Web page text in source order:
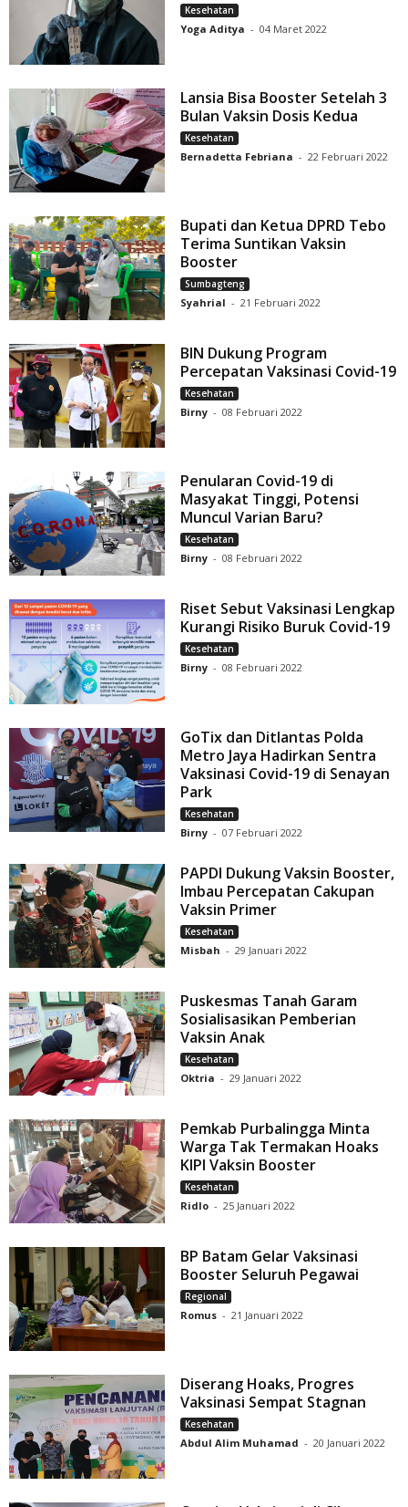
Kesehatan
Yoga Aditya - 04 Maret 2022
Lansia Bisa Booster Setelah 3
Bulan Vaksin Dosis Kedua
Kesehatan
Bernadetta Febriana - 22 Februari 2022
Bupati dan Ketua DPRD Tebo
Terima Suntikan Vaksin
Booster
Sumbagteng
Syahrial - 21 Februari 2022
BIN Dukung Program
Percepatan Vaksinasi Covid-19
Kesehatan
Birny - 08 Februari 2022
Penularan Covid-19 di
Masyakat Tinggi, Potensi
Muncul Varian Baru?
Kesehatan
Birny - 08 Februari 2022
Riset Sebut Vaksinasi Lengkap
Kurangi Risiko Buruk Covid-19
Kesehatan
Birny - 08 Februari 2022
GoTix dan Ditlantas Polda
Metro Jaya Hadirkan Sentra
Vaksinasi Covid-19 di Senayan
Park
Kesehatan
Birny - 07 Februari 2022
PAPDI Dukung Vaksin Booster,
Imbau Percepatan Cakupan
Vaksin Primer
Kesehatan
Misbah - 29 Januari 2022
Puskesmas Tanah Garam
Sosialisasikan Pemberian
Vaksin Anak
Kesehatan
Oktria - 29 Januari 2022
Pemkab Purbalingga Minta
Warga Tak Termakan Hoaks
KIPI Vaksin Booster
Kesehatan
Ridlo - 25 Januari 2022
BP Batam Gelar Vaksinasi
Booster Seluruh Pegawai
Regional
Romus - 21 Januari 2022
Diserang Hoaks, Progres
Vaksinasi Sempat Stagnan
Kesehatan
Abdul Alim Muhamad - 20 Januari 2022